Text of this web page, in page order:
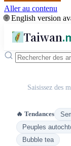
Aller au contenu
🌐 English version
Taiwan
Saisissez des
🔥 Tendances
Peuples
Bubble tea